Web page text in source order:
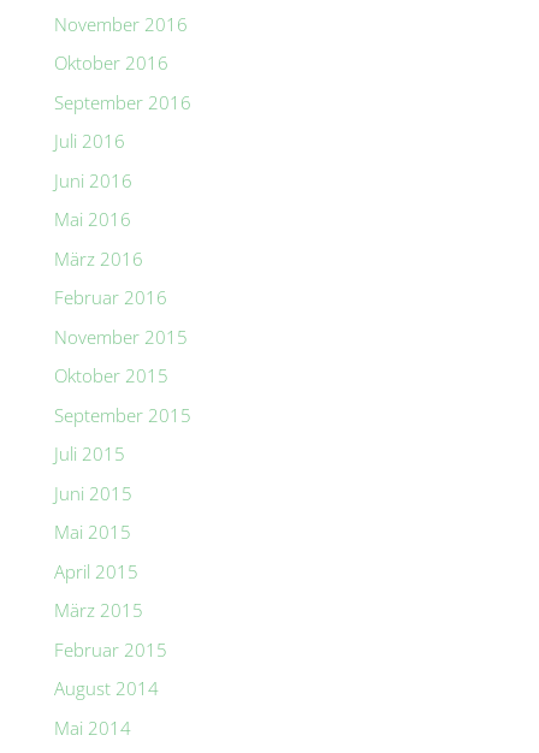
November 2016
Oktober 2016
September 2016
Juli 2016
Juni 2016
Mai 2016
März 2016
Februar 2016
November 2015
Oktober 2015
September 2015
Juli 2015
Juni 2015
Mai 2015
April 2015
März 2015
Februar 2015
August 2014
Mai 2014